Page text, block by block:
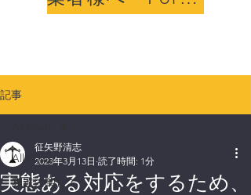
記事
All Posts
私達に関して
実態ある対応をするため、
征矢野清志
2023年3月13日 読了時間: 1分